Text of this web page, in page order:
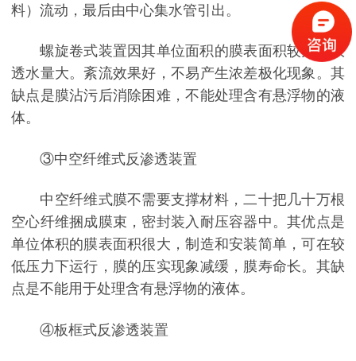
料）流动，最后由中心集水管引出。
螺旋卷式装置因其单位面积的膜表面积较大，故
透水量大。紊流效果好，不易产生浓差极化现象。其
缺点是膜沾污后消除困难，不能处理含有悬浮物的液
体。
③中空纤维式反渗透装置
中空纤维式膜不需要支撑材料，二十把几十万根
空心纤维捆成膜束，密封装入耐压容器中。其优点是
单位体积的膜表面积很大，制造和安装简单，可在较
低压力下运行，膜的压实现象减缓，膜寿命长。其缺
点是不能用于处理含有悬浮物的液体。
④板框式反渗透装置